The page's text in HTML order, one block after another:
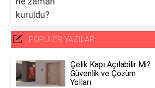
POPÜLER YAZILAR
Çelik Kapı Açılabilir Mi?
Güvenlik ve Çözüm
Yolları